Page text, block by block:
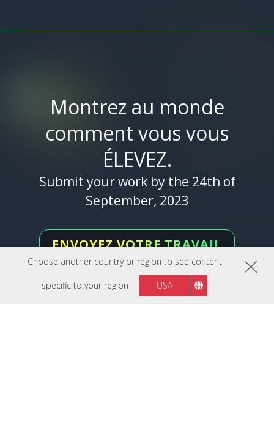
Choose another country or region to see content
specific to your region USA
Montrez au monde
comment vous vous
ÉLEVEZ.
Submit your work by the 24th of
September, 2023
ENVOYEZ VOTRE TRAVAIL
Conditions générales